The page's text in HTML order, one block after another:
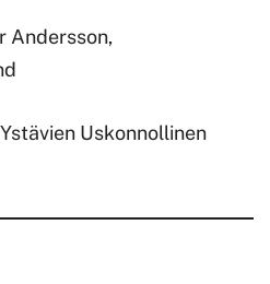
Andersson,
Uskonnollinen